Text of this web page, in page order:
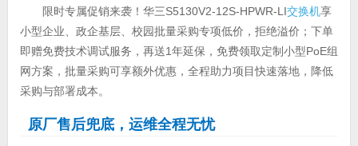
限时专属促销来袭！华三S5130V2-12S-HPWR-LI交换机享
小型企业、政企基层、校园批量采购专项低价，拒绝溢价；下单
即赠免费技术调试服务，再送1年延保，免费领取定制小型PoE组
网方案，批量采购可享额外优惠，全程助力项目快速落地，降低
采购与部署成本。
原厂售后兜底，运维全程无忧